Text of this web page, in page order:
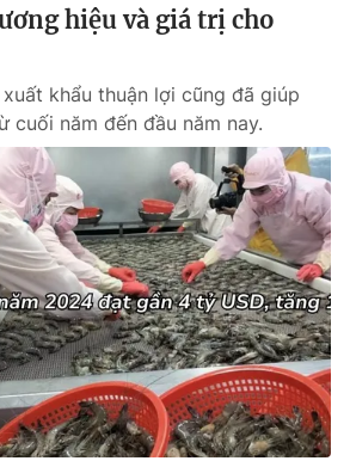
Podcast
Infographic
Shorts video
VTV Thể thao
Bất động sản
hiệu và giá trị cho
khẩu thuận lợi cũng đã giúp
cuối năm đến đầu năm nay.